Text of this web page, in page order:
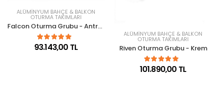
ALÜMINYUM BAHÇE & BALKON
OTURMA TAKIMLARI
Falcon Oturma Grubu - Antrasit
93.143,00 TL
ALÜMINYUM BAHÇE & BALKON
OTURMA TAKIMLARI
Riven Oturma Grubu - Krem
101.890,00 TL